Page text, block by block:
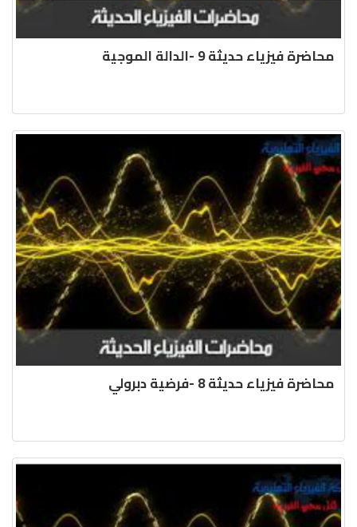
محاضرة فيزياء حديثة 9 -الدالة الموجية
محاضرة فيزياء حديثة 8 -فرضية دبرولي